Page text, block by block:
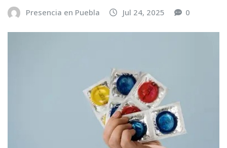
Presencia en Puebla Jul 24, 2025 0